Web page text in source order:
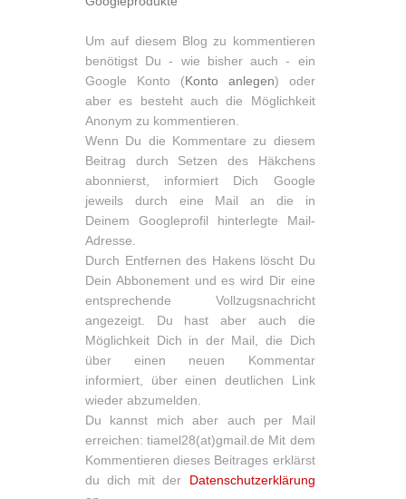
Um auf diesem Blog zu kommentieren
benötigst Du - wie bisher auch - ein
Google Konto (Konto anlegen) oder
aber es besteht auch die Möglichkeit
Anonym zu kommentieren.
Wenn Du die Kommentare zu diesem
Beitrag durch Setzen des Häkchens
abonnierst, informiert Dich Google
jeweils durch eine Mail an die in
Deinem Googleprofil hinterlegte Mail-
Adresse.
Durch Entfernen des Hakens löscht Du
Dein Abbonement und es wird Dir eine
entsprechende Vollzugsnachricht
angezeigt. Du hast aber auch die
Möglichkeit Dich in der Mail, die Dich
über einen neuen Kommentar
informiert, über einen deutlichen Link
wieder abzumelden.
Du kannst mich aber auch per Mail
erreichen: tiamel28(at)gmail.de Mit dem
Kommentieren dieses Beitrages erklärst
du dich mit der Datenschutzerklärung